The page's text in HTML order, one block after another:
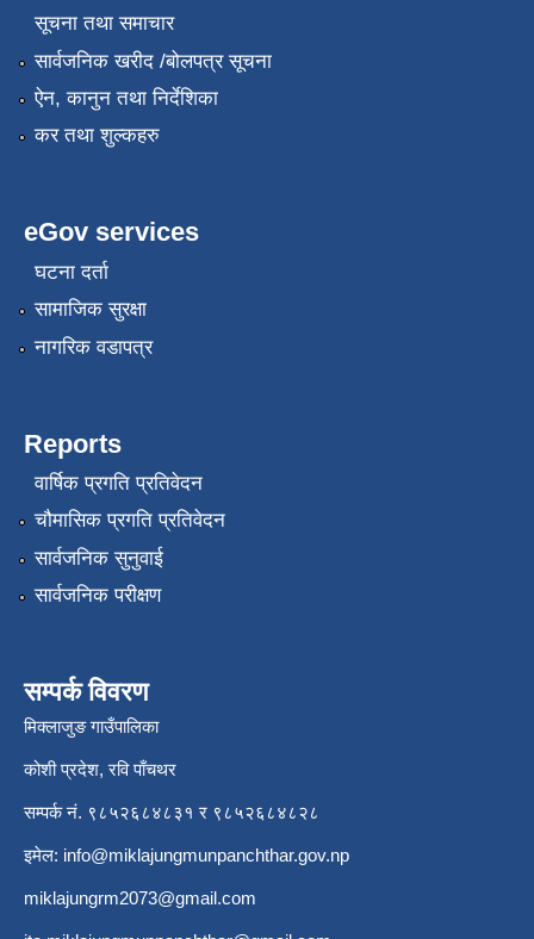
सूचना तथा समाचार
सार्वजनिक खरीद /बोलपत्र सूचना
ऐन, कानुन तथा निर्देशिका
कर तथा शुल्कहरु
eGov services
घटना दर्ता
सामाजिक सुरक्षा
नागरिक वडापत्र
Reports
वार्षिक प्रगति प्रतिवेदन
चौमासिक प्रगति प्रतिवेदन
सार्वजनिक सुनुवाई
सार्वजनिक परीक्षण
सम्पर्क विवरण
मिक्लाजुङ गाउँपालिका
कोशी प्रदेश, रवि पाँचथर
सम्पर्क नं. ९८५२६८४८३१ र ९८५२६८४८२८
इमेल: info@miklajungmunpanchthar.gov.np
miklajungrm2073@gmail.com